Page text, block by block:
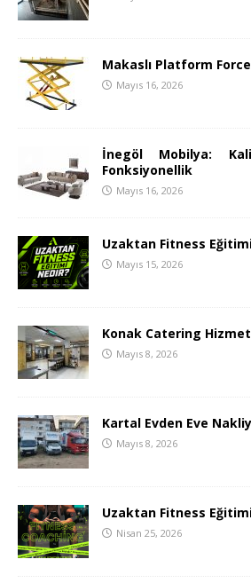
Makaslı Platform
Mayıs 16, 2026
İnegöl Mobilya:
Fonksiyonellik
Mayıs 16, 2026
Uzaktan Fitness
Mayıs 15, 2026
Konak Catering
Mayıs 8, 2026
Kartal Evden Eve
Mayıs 8, 2026
Uzaktan Fitness
Nisan 25, 2026